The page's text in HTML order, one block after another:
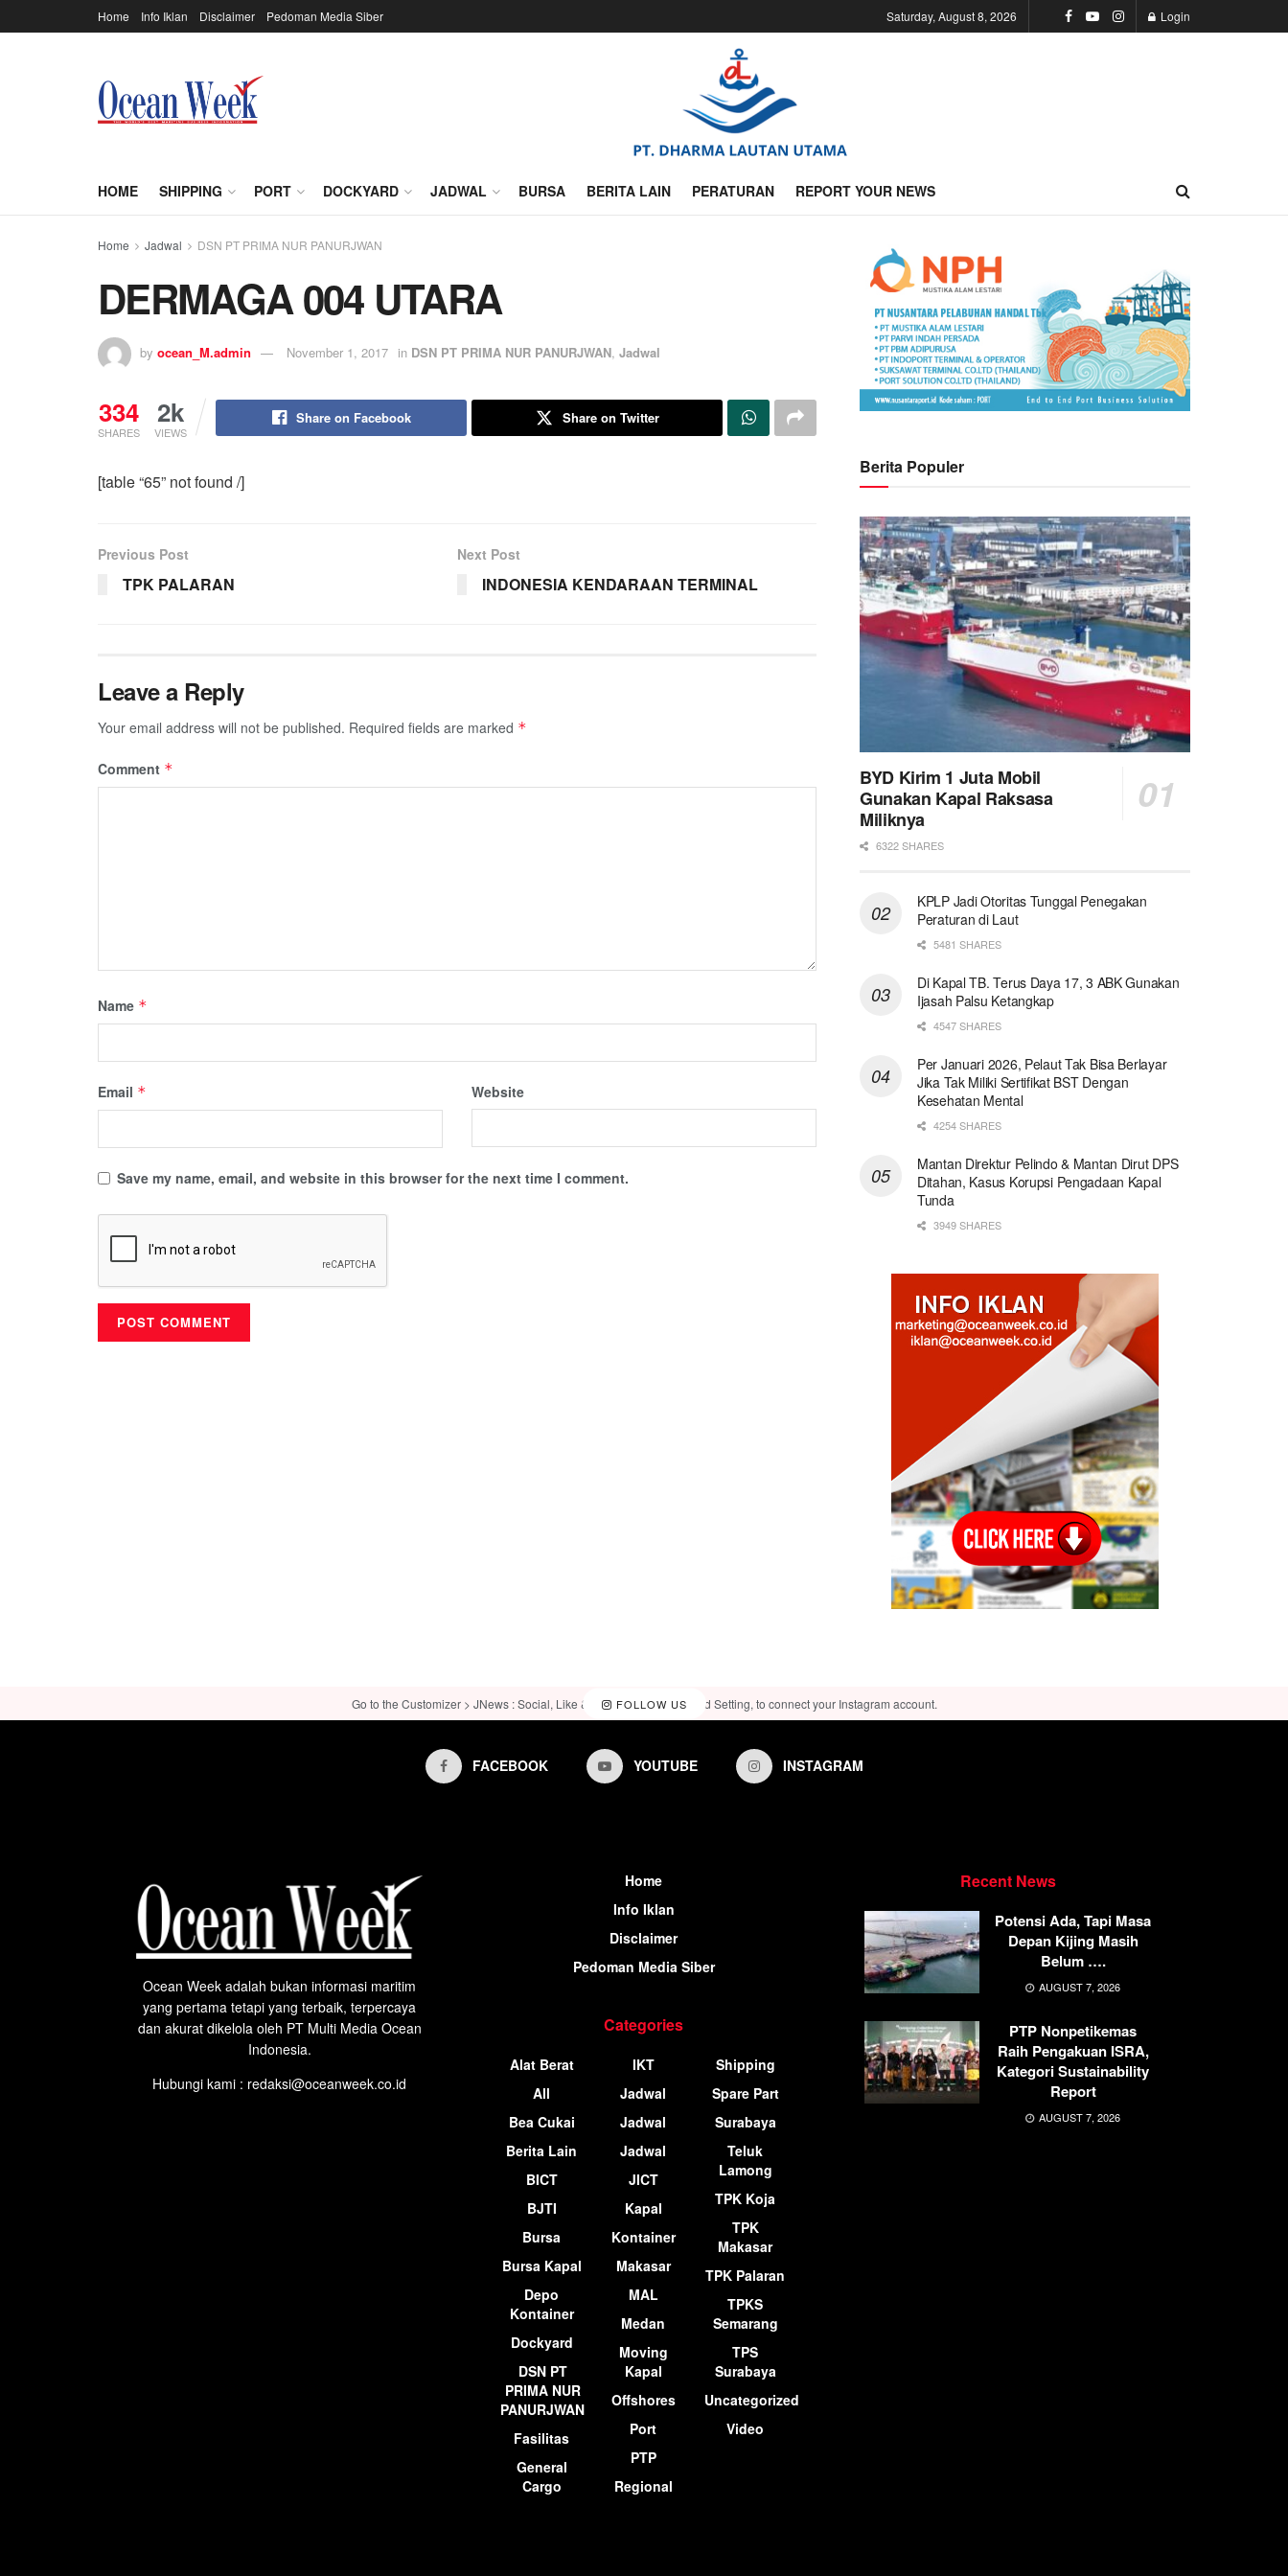
Home Info Iklan Disclaimer Pedoman Media Siber Saturday, August 8, 2026 Login
HOME SHIPPING PORT DOCKYARD JADWAL BURSA BERITA LAIN PERATURAN REPORT YOUR NEWS
Home Jadwal DSN PT PRIMA NUR PANURJWAN
DERMAGA 004 UTARA
by ocean_M.admin November 1, 2017 in DSN PT PRIMA NUR PANURJWAN, Jadwal
334
SHARES
2k
VIEWS
Share on Facebook Share on Twitter
[table “65” not found /]
Previous Post
TPK PALARAN
Next Post
INDONESIA KENDARAAN TERMINAL
Leave a Reply
Your email address will not be published. Required fields are marked *
Comment *
Name *
Email * Website
Save my name, email, and website in this browser for the next time I comment.
Berita Populer
BYD Kirim 1 Juta Mobil
Gunakan Kapal Raksasa
Miliknya
6322 SHARES
KPLP Jadi Otoritas Tunggal Penegakan
Peraturan di Laut
5481 SHARES
Di Kapal TB. Terus Daya 17, 3 ABK Gunakan
Ijasah Palsu Ketangkap
4547 SHARES
Per Januari 2026, Pelaut Tak Bisa Berlayar
Jika Tak Miliki Sertifikat BST Dengan
Kesehatan Mental
4254 SHARES
Mantan Direktur Pelindo & Mantan Dirut DPS
Ditahan, Kasus Korupsi Pengadaan Kapal
Tunda
3949 SHARES
FOLLOW US
Go to the Customizer > JNews : Social, Like & View > Instagram Feed Setting, to connect your Instagram account.
FACEBOOK YOUTUBE INSTAGRAM
Ocean Week adalah bukan informasi maritim
yang pertama tetapi yang terbaik, terpercaya
dan akurat dikelola oleh PT Multi Media Ocean
Indonesia.
Hubungi kami : redaksi@oceanweek.co.id
Home
Info Iklan
Disclaimer
Pedoman Media Siber
Categories
Alat Berat
All
Bea Cukai
Berita Lain
BICT
BJTI
Bursa
Bursa Kapal
Depo
Kontainer
Dockyard
DSN PT
PRIMA NUR
PANURJWAN
Fasilitas
General
Cargo
IKT
Jadwal
Jadwal
Jadwal
JICT
Kapal
Kontainer
Makasar
MAL
Medan
Moving
Kapal
Offshores
Port
PTP
Regional
Shipping
Spare Part
Surabaya
Teluk
Lamong
TPK Koja
TPK
Makasar
TPK Palaran
TPKS
Semarang
TPS
Surabaya
Uncategorized
Video
Recent News
Potensi Ada, Tapi Masa
Depan Kijing Masih
Belum ….
AUGUST 7, 2026
PTP Nonpetikemas
Raih Pengakuan ISRA,
Kategori Sustainability
Report
AUGUST 7, 2026